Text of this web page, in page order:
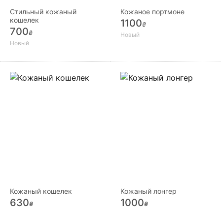
Стильный кожаный
кошелек
700₴
Новый
Кожаное портмоне
1100₴
Новый
Кожаный кошелек
630₴
Кожаный лонгер
1000₴